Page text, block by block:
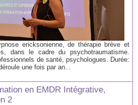
ericksonienne, de thérapie brève et
dans le cadre du psychotraumatisme.
de santé, psychologues. Durée:
une fois par an...
en EMDR Intégrative,
2